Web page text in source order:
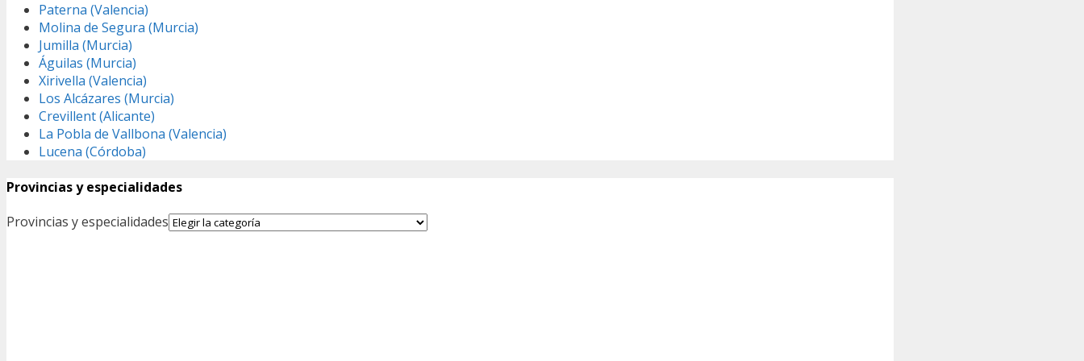
Paterna (Valencia)
Molina de Segura (Murcia)
Jumilla (Murcia)
Águilas (Murcia)
Xirivella (Valencia)
Los Alcázares (Murcia)
Crevillent (Alicante)
La Pobla de Vallbona (Valencia)
Lucena (Córdoba)
Provincias y especialidades
Provincias y especialidades